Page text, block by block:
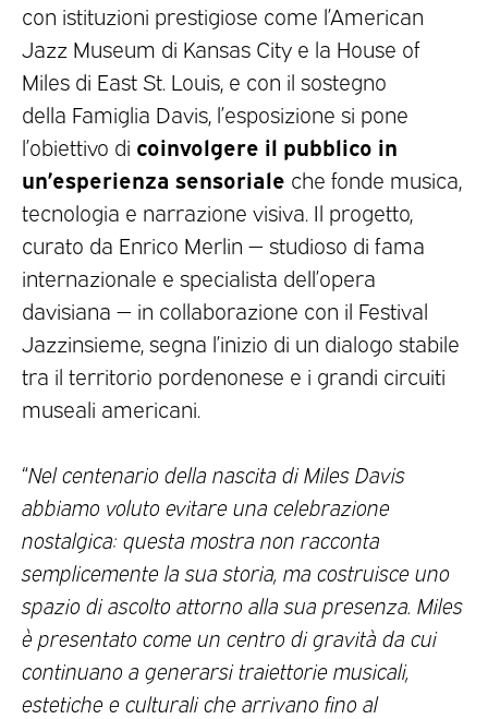
con istituzioni prestigiose come l’American
Jazz Museum di Kansas City e la House of
Miles di East St. Louis, e con il sostegno
della Famiglia Davis, l’esposizione si pone
l’obiettivo di coinvolgere il pubblico in
un’esperienza sensoriale che fonde musica,
tecnologia e narrazione visiva. Il progetto,
curato da Enrico Merlin — studioso di fama
internazionale e specialista dell’opera
davisiana — in collaborazione con il Festival
Jazzinsieme, segna l’inizio di un dialogo stabile
tra il territorio pordenonese e i grandi circuiti
museali americani.
“Nel centenario della nascita di Miles Davis
abbiamo voluto evitare una celebrazione
nostalgica: questa mostra non racconta
semplicemente la sua storia, ma costruisce uno
spazio di ascolto attorno alla sua presenza. Miles
è presentato come un centro di gravità da cui
continuano a generarsi traiettorie musicali,
estetiche e culturali che arrivano fino al